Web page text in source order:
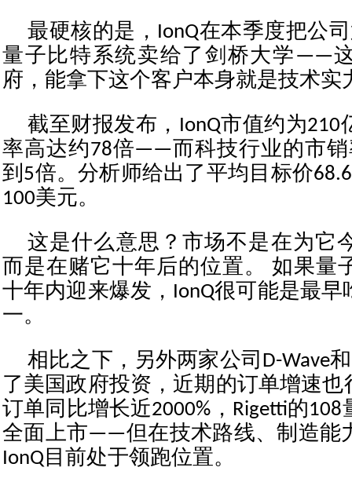
最硬核的是，IonQ在本季度把公
量子比特系统卖给了剑桥大学——
府，能拿下这个客户本身就是技术实
截至财报发布，IonQ市值约为210
率高达约78倍——而科技行业的市销
到5倍。分析师给出了平均目标价
100美元。
这是什么意思？市场不是在为它
而是在赌它十年后的位置。 如果量
十年内迎来爆发，IonQ很可能是最早
一。
相比之下，另外两家公司D-Wave
了美国政府投资，近期的订单增速
订单同比增长近2000%，Rigetti的
全面上市——但在技术路线、制造能
IonQ目前处于领跑位置。